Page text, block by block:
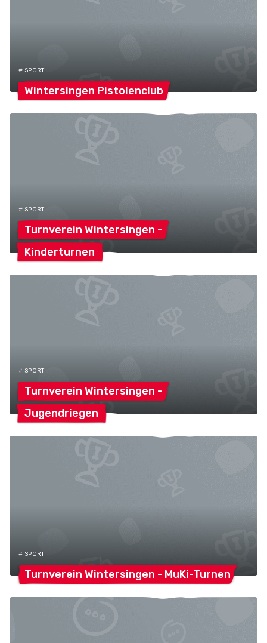
# SPORT
Wintersingen Pistolenclub
# SPORT
Turnverein Wintersingen -
Kinderturnen
# SPORT
Turnverein Wintersingen -
Jugendriegen
# SPORT
Turnverein Wintersingen - MuKi-Turnen